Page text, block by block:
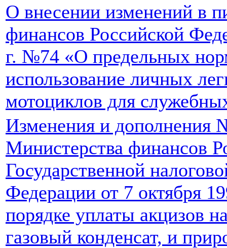
О внесении изменений в
финансов Российской
г. №74 «О предельных
использование личных
мотоциклов для
Изменения и дополнения
Министерства финансов
Государственной
Федерации от 7 октября
порядке уплаты акцизов
газовый конденсат, и